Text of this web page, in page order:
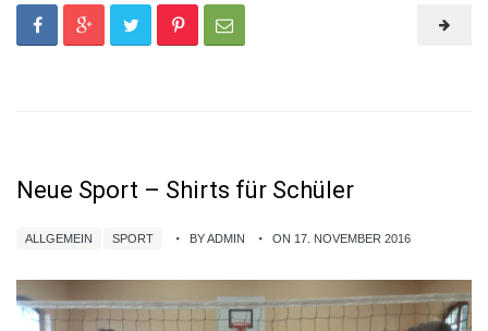
Neue Sport – Shirts für Schüler
ALLGEMEIN SPORT BY ADMIN ON 17. NOVEMBER 2016